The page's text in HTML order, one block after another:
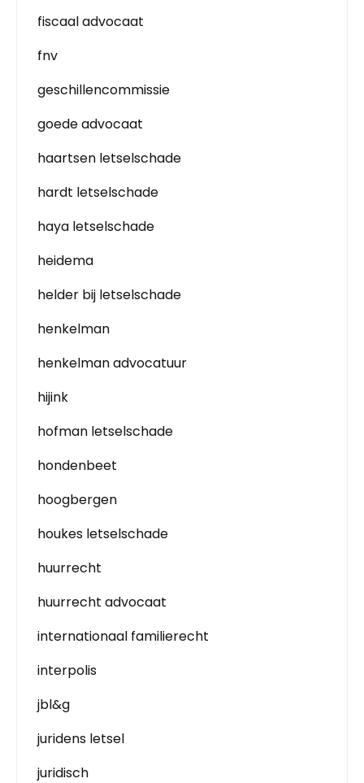
fiscaal advocaat
fnv
geschillencommissie
goede advocaat
haartsen letselschade
hardt letselschade
haya letselschade
heidema
helder bij letselschade
henkelman
henkelman advocatuur
hijink
hofman letselschade
hondenbeet
hoogbergen
houkes letselschade
huurrecht
huurrecht advocaat
internationaal familierecht
interpolis
jbl&g
juridens letsel
juridisch